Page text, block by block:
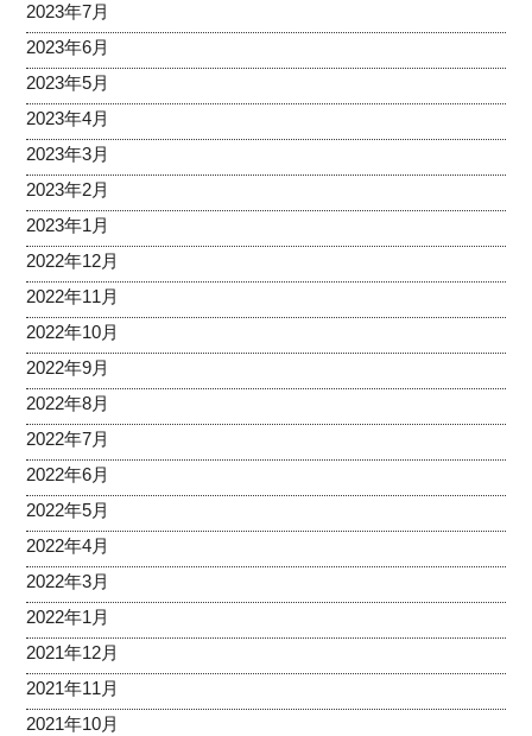
2023年7月
2023年6月
2023年5月
2023年4月
2023年3月
2023年2月
2023年1月
2022年12月
2022年11月
2022年10月
2022年9月
2022年8月
2022年7月
2022年6月
2022年5月
2022年4月
2022年3月
2022年1月
2021年12月
2021年11月
2021年10月